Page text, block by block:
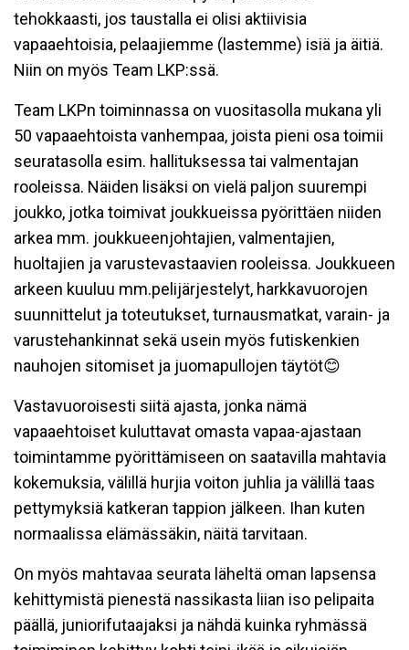
tehokkaasti, jos taustalla ei olisi aktiivisia
vapaaehtoisia, pelaajiemme (lastemme) isiä ja äitiä.
Niin on myös Team LKP:ssä.
Team LKPn toiminnassa on vuositasolla mukana yli
50 vapaaehtoista vanhempaa, joista pieni osa toimii
seuratasolla esim. hallituksessa tai valmentajan
rooleissa. Näiden lisäksi on vielä paljon suurempi
joukko, jotka toimivat joukkueissa pyörittäen niiden
arkea mm. joukkueenjohtajien, valmentajien,
huoltajien ja varustevastaavien rooleissa. Joukkueen
arkeen kuuluu mm.pelijärjestelyt, harkkavuorojen
suunnittelut ja toteutukset, turnausmatkat, varain- ja
varustehankinnat sekä usein myös futiskenkien
nauhojen sitomiset ja juomapullojen täytöt😊
Vastavuoroisesti siitä ajasta, jonka nämä
vapaaehtoiset kuluttavat omasta vapaa-ajastaan
toimintamme pyörittämiseen on saatavilla mahtavia
kokemuksia, välillä hurjia voiton juhlia ja välillä taas
pettymyksiä katkeran tappion jälkeen. Ihan kuten
normaalissa elämässäkin, näitä tarvitaan.
On myös mahtavaa seurata läheltä oman lapsensa
kehittymistä pienestä nassikasta liian iso pelipaita
päällä, juniorifutaajaksi ja nähdä kuinka ryhmässä